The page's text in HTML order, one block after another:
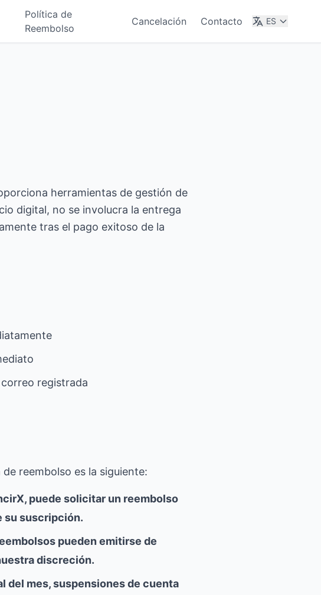
Política de
Reembolso
Cancelación Contacto ES
herramientas de gestión de
digital, no se involucra la entrega
tras el pago exitoso de la
registrada
reembolso es la siguiente:
puede solicitar un reembolso
su suscripción.
pueden emitirse de
discreción.
del mes, suspensiones de cuenta